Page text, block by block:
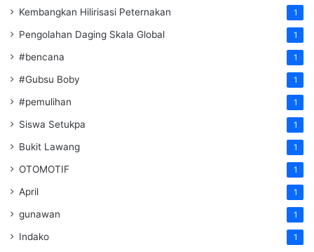
Kembangkan Hilirisasi Peternakan 1
Pengolahan Daging Skala Global 1
#bencana 1
#Gubsu Boby 1
#pemulihan 1
Siswa Setukpa 1
Bukit Lawang 1
OTOMOTIF 1
April 1
gunawan 1
Indako 1